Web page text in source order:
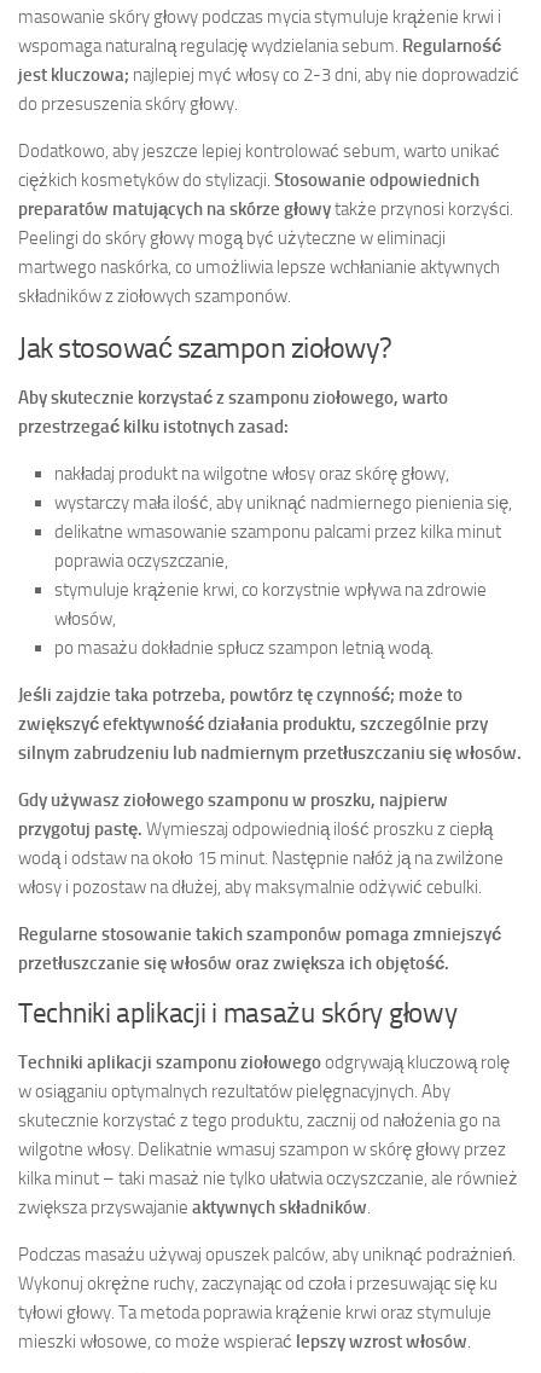
masowanie skóry głowy podczas mycia stymuluje krążenie krwi i
wspomaga naturalną regulację wydzielania sebum. Regularność
jest kluczowa; najlepiej myć włosy co 2-3 dni, aby nie doprowadzić
do przesuszenia skóry głowy.
Dodatkowo, aby jeszcze lepiej kontrolować sebum, warto unikać
ciężkich kosmetyków do stylizacji. Stosowanie odpowiednich
preparatów matujących na skórze głowytakże przynosi korzyści.
Peelingi do skóry głowy mogą być użyteczne w eliminacji
martwego naskórka, co umożliwia lepsze wchłanianie aktywnych
składników z ziołowych szamponów.
Jak stosować szampon ziołowy?
Aby skutecznie korzystać z szamponu ziołowego, warto
przestrzegać kilku istotnych zasad:
nakładaj produkt na wilgotne włosy oraz skórę głowy,
wystarczy mała ilość, aby uniknąć nadmiernego pienienia się,
delikatne wmasowanie szamponu palcami przez kilka minut
poprawia oczyszczanie,
stymuluje krążenie krwi, co korzystnie wpływa na zdrowie
włosów,
po masażu dokładnie spłucz szampon letnią wodą.
Jeśli zajdzie taka potrzeba, powtórz tę czynność; może to
zwiększyć efektywność działania produktu, szczególnie przy
silnym zabrudzeniu lub nadmiernym przetłuszczaniu się włosów.
Gdy używasz ziołowego szamponu w proszku, najpierw
przygotuj pastę. Wymieszaj odpowiednią ilość proszku z ciepłą
wodą i odstaw na około 15 minut. Następnie nałóż ją na zwilżone
włosy i pozostaw na dłużej, aby maksymalnie odżywić cebulki.
Regularne stosowanie takich szamponów pomaga zmniejszyć
przetłuszczanie się włosów oraz zwiększa ich objętość.
Techniki aplikacji i masażu skóry głowy
Techniki aplikacji szamponu ziołowegoodgrywają kluczową rolę
w osiąganiu optymalnych rezultatów pielęgnacyjnych. Aby
skutecznie korzystać z tego produktu, zacznij od nałożenia go na
wilgotne włosy. Delikatnie wmasuj szampon w skórę głowy przez
kilka minut – taki masaż nie tylko ułatwia oczyszczanie, ale również
zwiększa przyswajanie aktywnych składników.
Podczas masażu używaj opuszek palców, aby uniknąć podrażnień.
Wykonuj okrężne ruchy, zaczynając od czoła i przesuwając się ku
tyłowi głowy. Ta metoda poprawia krążenie krwi oraz stymuluje
mieszki włosowe, co może wspierać lepszy wzrost włosów.